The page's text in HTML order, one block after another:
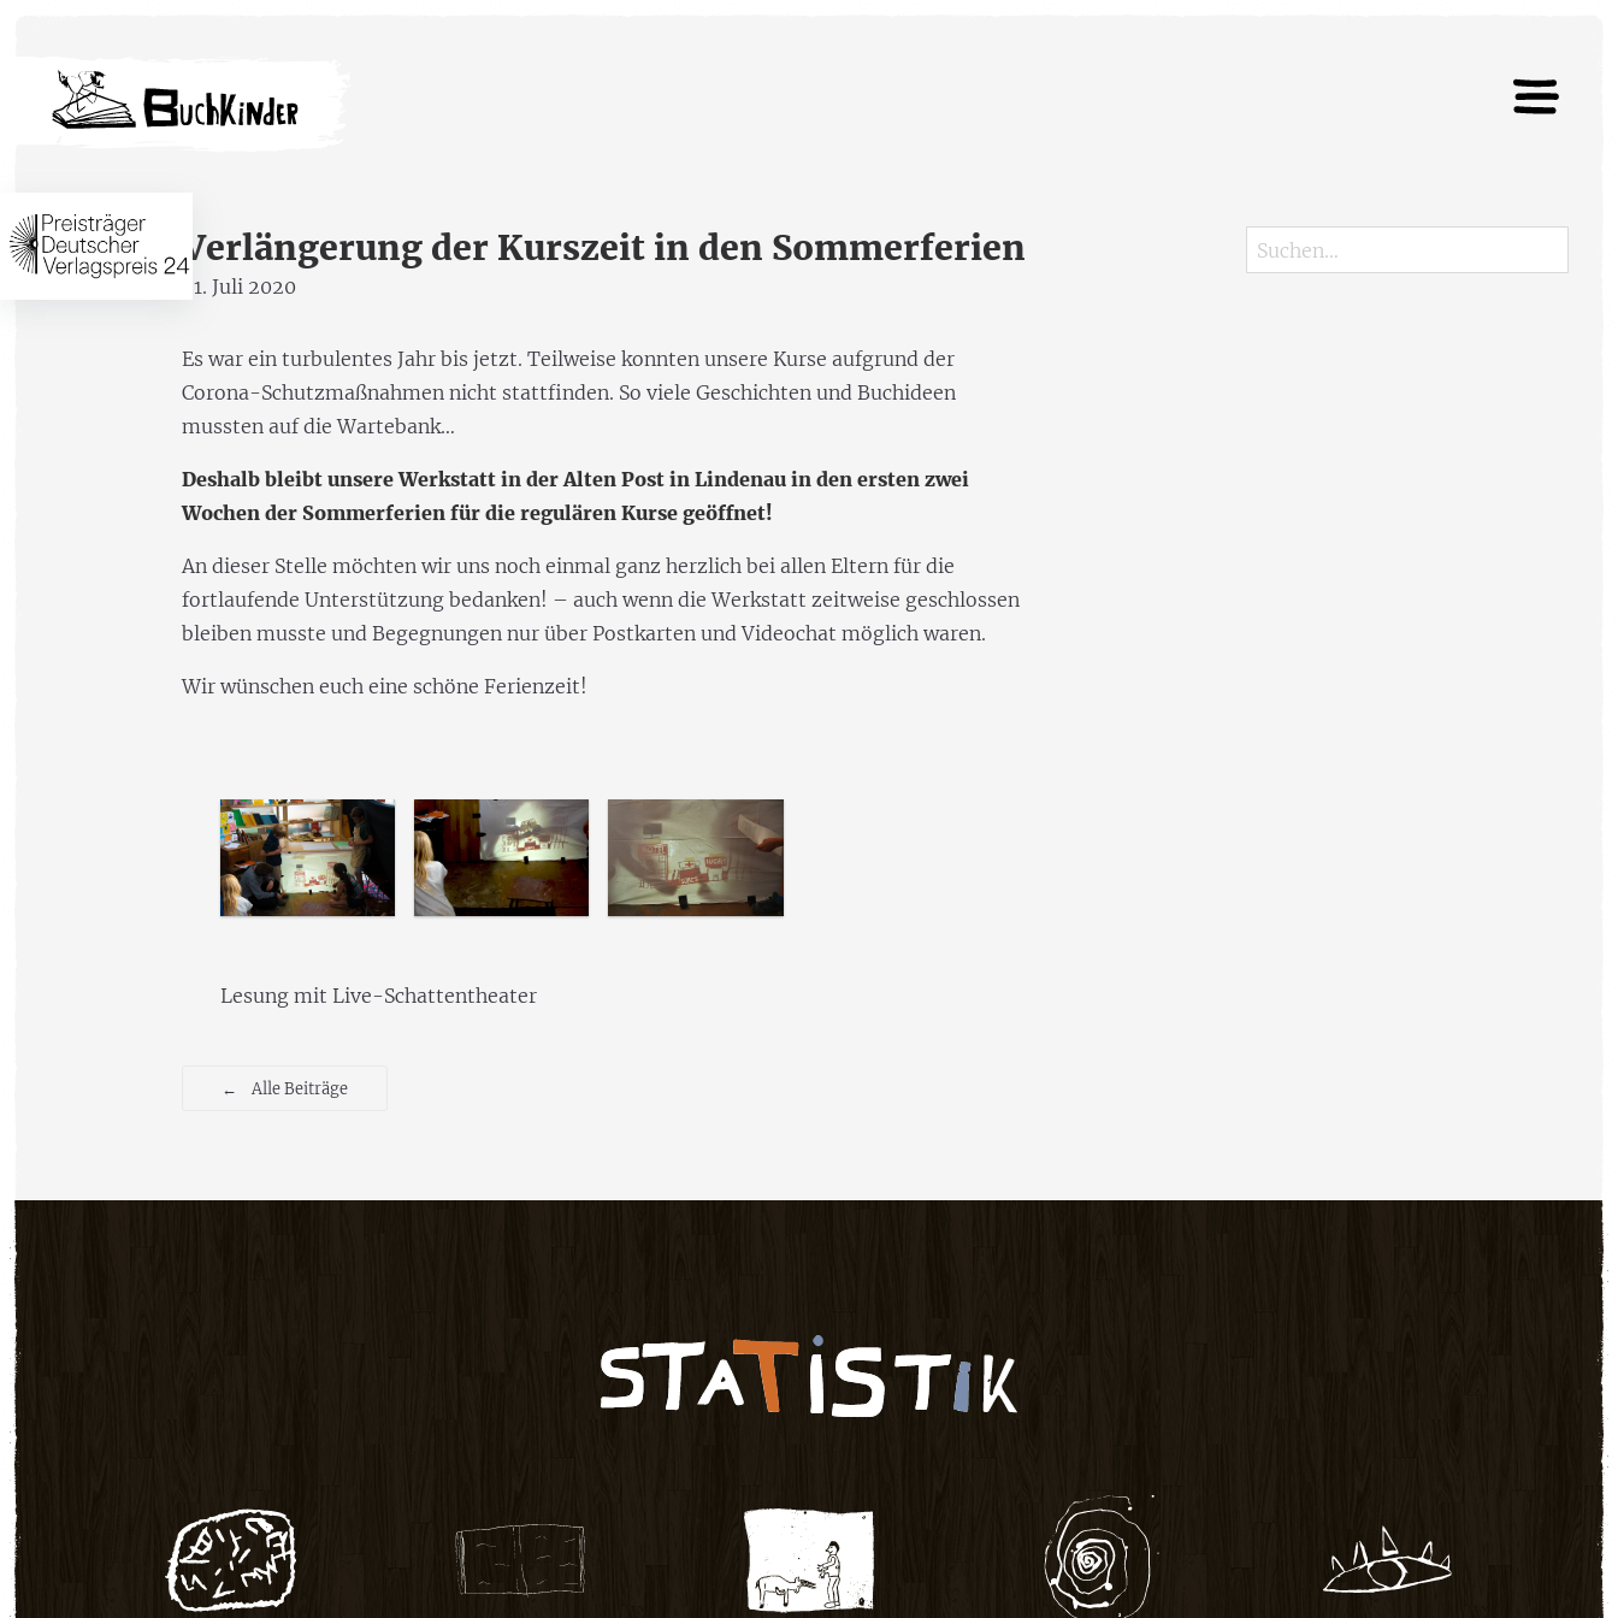
Verlängerung der Kurszeit in den Sommerferien
21. Juli 2020
Es war ein turbulentes Jahr bis jetzt. Teilweise konnten unsere Kurse aufgrund der
Corona-Schutzmaßnahmen nicht stattfinden. So viele Geschichten und Buchideen
mussten auf die Wartebank…
Deshalb bleibt unsere Werkstatt in der Alten Post in Lindenau in den ersten zwei
Wochen der Sommerferien für die regulären Kurse geöffnet!
An dieser Stelle möchten wir uns noch einmal ganz herzlich bei allen Eltern für die
fortlaufende Unterstützung bedanken! – auch wenn die Werkstatt zeitweise geschlossen
bleiben musste und Begegnungen nur über Postkarten und Videochat möglich waren.
Wir wünschen euch eine schöne Ferienzeit!
Lesung mit Live-Schattentheater
← Alle Beiträge